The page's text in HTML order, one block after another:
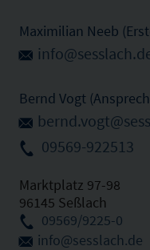
Maximilian Neeb
Bernd Vogt
09569-922513
Marktplatz 97-98
96145 Seßlach
09569/9225-0
info@sesslach.de